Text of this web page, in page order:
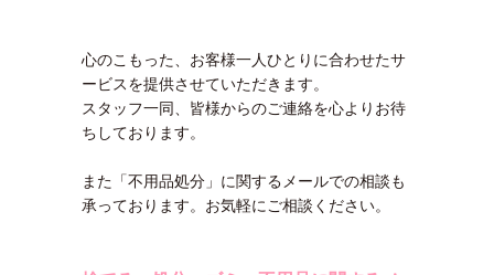
心のこもった、お客様一人ひとりに合わせたサ
ービスを提供させていただきます。
スタッフ一同、皆様からのご連絡を心よりお待
ちしております。
また「不用品処分」に関するメールでの相談も
承っております。お気軽にご相談ください。